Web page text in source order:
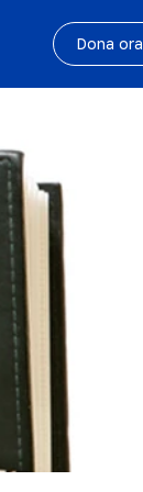
Dona ora